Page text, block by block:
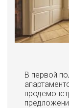
В первой